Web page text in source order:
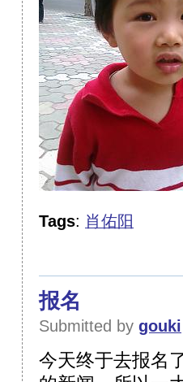
Tags: 肖佑阳
报名
Submitted by gouki
今天终于去报名